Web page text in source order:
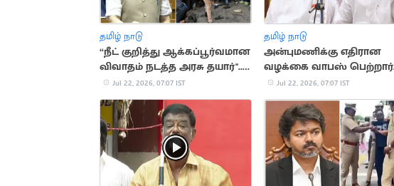
தமிழ் நாடு
“நீட் குறித்து ஆக்கப்பூர்வமான
விவாதம் நடத்த அரசு தயார்''..
மத்திய அமைச்சர்
Jul 22, 2026, 07:07 IST
தமிழ் நாடு
அன்புமணிக்கு எதிரான
வழக்கை வாபஸ் பெற்றார்
ராமதாஸ்
Jul 22, 2026, 07:07 IST